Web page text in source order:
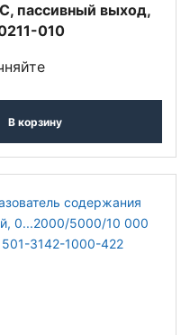
пассивный выход,
010
В корзину